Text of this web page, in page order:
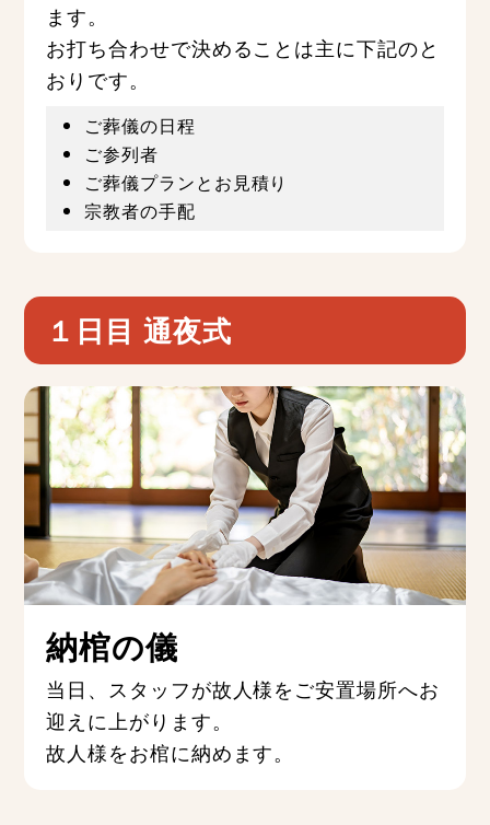
ます。
お打ち合わせで決めることは主に下記のと
おりです。
ご葬儀の日程
ご参列者
ご葬儀プランとお見積り
宗教者の手配
１日目 通夜式
納棺の儀
当日、スタッフが故人様をご安置場所へお
迎えに上がります。
故人様をお棺に納めます。